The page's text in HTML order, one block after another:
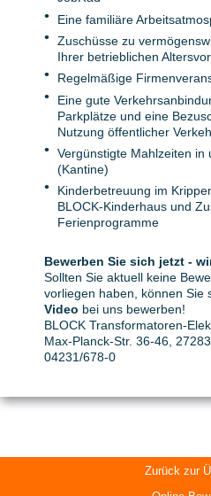
Eine familiäre
Zuschüsse zu
Ihrer betrieblichen
Regelmäßige
Eine gute
Parkplätze und eine
Nutzung öffentlicher
Vergünstigte Mahlzeiten in
(Kantine)
Kinderbetreuung im
BLOCK-Kinderhaus und
Ferienprogramme
Bewerben Sie sich jetzt -
Sollten Sie aktuell keine
vorliegen haben, können Sie
Video bei uns bewerben!
BLOCK Transformatoren-
Max-Planck-Str. 36-46,
04231/678-0
Zurück zur